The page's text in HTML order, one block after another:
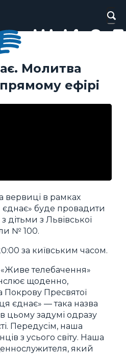
Молитва
ефірі
вервиці в рамках
єднає» буде провадити
з Львівської
№ 100.
за київським часом.
телебачення»
щоденно,
Покрову Пресвятої
єднає» — така назва
цьому задумі одразу
Передусім, наша
з усього світу. Наша
який